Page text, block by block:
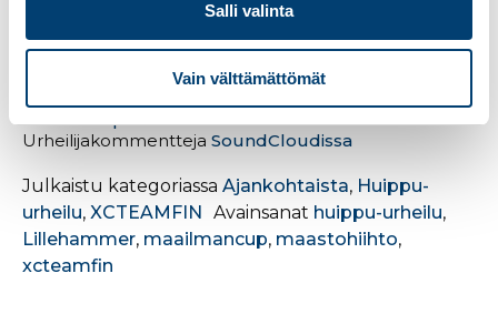
Salli valinta
Vain välttämättömät
kohti, kommentoi Pärmäkoski.
Muista suomalaisistaAnne Kyllönenoli päivän
Vilma Nissinenkeskeytti kilpailun.
Naisten kilpailun tulokset
Urheilijakommentteja SoundCloudissa
Julkaistu kategoriassa Ajankohtaista, Huippu-
urheilu, XCTEAMFIN Avainsanat huippu-urheilu,
Lillehammer, maailmancup, maastohiihto,
xcteamfin